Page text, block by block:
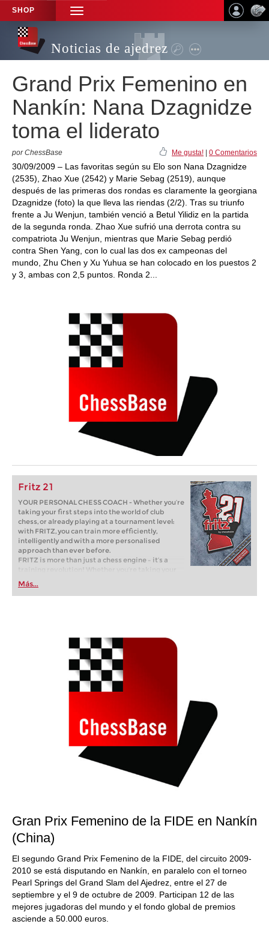
SHOP
TOGGLE
NAVIGATION
Noticias de ajedrez
Grand Prix Femenino en
Nankín: Nana Dzagnidze
toma el liderato
por ChessBase Me gusta! 0 Comentarios
30/09/2009 – Las favoritas según su Elo son Nana Dzagnidze
(2535), Zhao Xue (2542) y Marie Sebag (2519), aunque
después de las primeras dos rondas es claramente la georgiana
Dzagnidze (foto) la que lleva las riendas (2/2). Tras su triunfo
frente a Ju Wenjun, también venció a Betul Yilidiz en la partida
de la segunda ronda. Zhao Xue sufrió una derrota contra su
compatriota Ju Wenjun, mientras que Marie Sebag perdió
contra Shen Yang, con lo cual las dos ex campeonas del
mundo, Zhu Chen y Xu Yuhua se han colocado en los puestos 2
y 3, ambas con 2,5 puntos. Ronda 2...
Fritz 21
YOUR PERSONAL CHESS COACH - Whether you’re
taking your first steps into the world of club
chess, or already playing at a tournament level:
with FRITZ, you can train more efficiently,
intelligently and with a more personalised
approach than ever before.
FRITZ is more than just a chess engine – it’s a
training revolution! Whether you’re taking your
first steps into the world of club chess, or already
playing at a tournament level: with FRITZ, you can
train more efficiently, intelligently and with a
Más...
Gran Prix Femenino de la FIDE en Nankín
(China)
El segundo Grand Prix Femenino de la FIDE, del circuito 2009-
2010 se está disputando en Nankín, en paralelo con el torneo
Pearl Springs del Grand Slam del Ajedrez, entre el 27 de
septiembre y el 9 de octubre de 2009. Participan 12 de las
mejores jugadoras del mundo y el fondo global de premios
asciende a 50.000 euros.